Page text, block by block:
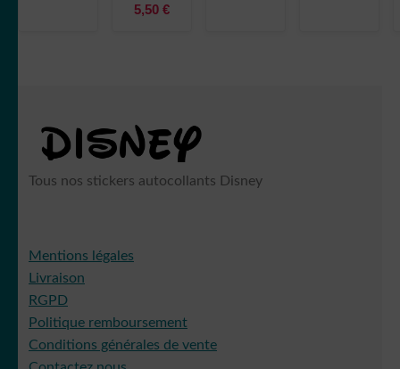
Disney
5,50 €
Tous nos stickers autocollants Disney
Mentions légales
Livraison
RGPD
Politique remboursement
Conditions générales de vente